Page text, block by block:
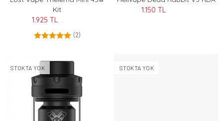
Kit
1.925 TL
(2)
1.150 TL
STOKTA YOK STOKTA YOK